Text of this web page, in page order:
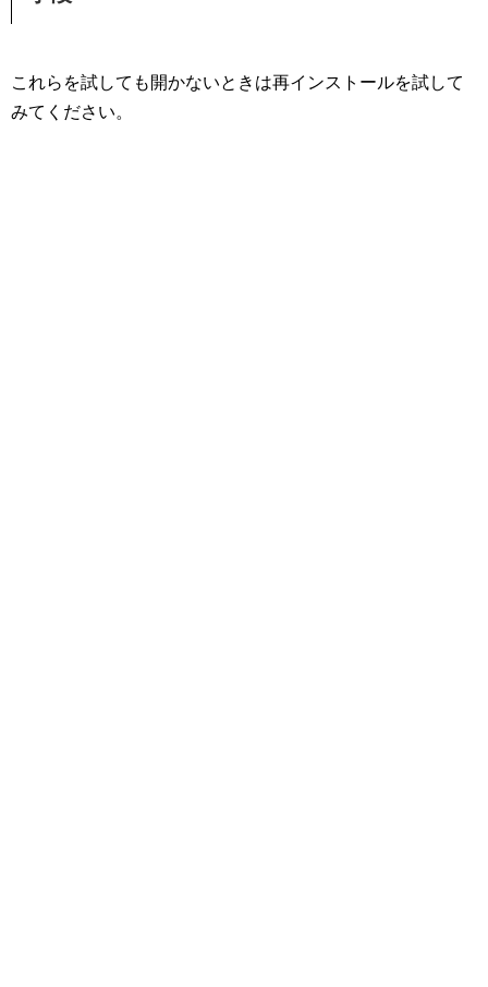
これらを試しても開かないときは再インストールを試して
みてください。